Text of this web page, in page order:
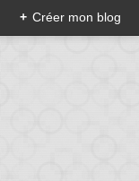
+ Créer mon blog